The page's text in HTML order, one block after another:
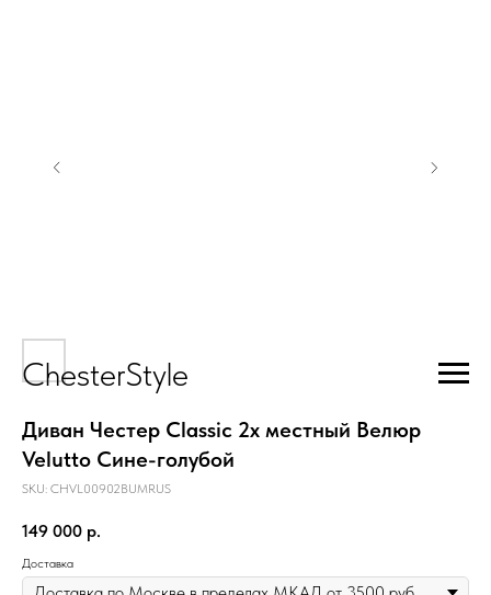
ChesterStyle
Диван Честер Classic 2х местный Велюр
Velutto Сине-голубой
SKU: CHVL00902BUMRUS
149 000 р.
Доставка